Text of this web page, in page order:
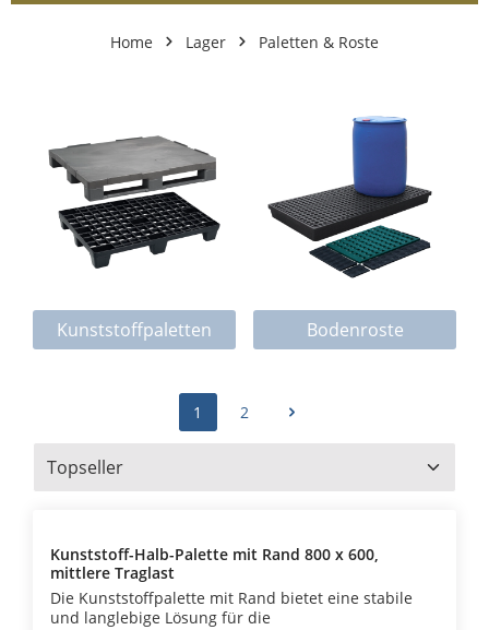
Home Lager Paletten & Roste
Kunststoffpaletten Bodenroste
1 2
Kunststoff-Halb-Palette mit Rand 800 x 600,
mittlere Traglast
Die Kunststoffpalette mit Rand bietet eine stabile
und langlebige Lösung für die